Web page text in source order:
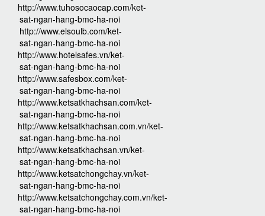
http://www.tuhosocaocap.com/ket-
sat-ngan-hang-bmc-ha-noi
http://www.elsoulb.com/ket-
sat-ngan-hang-bmc-ha-noi
http://www.hotelsafes.vn/ket-
sat-ngan-hang-bmc-ha-noi
http://www.safesbox.com/ket-
sat-ngan-hang-bmc-ha-noi
http://www.ketsatkhachsan.com/ket-
sat-ngan-hang-bmc-ha-noi
http://www.ketsatkhachsan.com.vn/ket-
sat-ngan-hang-bmc-ha-noi
http://www.ketsatkhachsan.vn/ket-
sat-ngan-hang-bmc-ha-noi
http://www.ketsatchongchay.vn/ket-
sat-ngan-hang-bmc-ha-noi
http://www.ketsatchongchay.com.vn/ket-
sat-ngan-hang-bmc-ha-noi